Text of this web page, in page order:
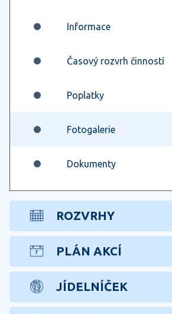
Informace
Časový rozvrh činností
Poplatky
Fotogalerie
Dokumenty
ROZVRHY
PLÁN AKCÍ
JÍDELNÍČEK